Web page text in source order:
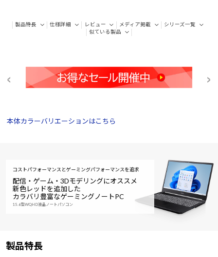
製品特長 仕様詳細 レビュー メディア掲載
シリーズ一覧
似ている製品
本体カラーバリエーションはこちら
コストパフォーマンスとゲーミングパフォーマンスを追求
配信・ゲーム・3Dモデリングにオススメ
新色レッドを追加した
カラバリ豊富なゲーミングノートPC
15.6型WQHD液晶ノートパソコン
製品特長